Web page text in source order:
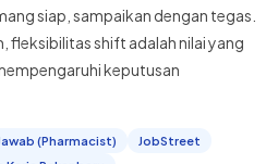
siap, sampaikan dengan tegas.
fleksibilitas shift adalah nilai yang
keputusan
(Pharmacist)
JobStreet